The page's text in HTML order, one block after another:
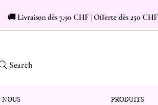
🚚 Livraison dès 7,90 CHF | Offerte dès 250 CHF
Search
NOUS PRODUITS